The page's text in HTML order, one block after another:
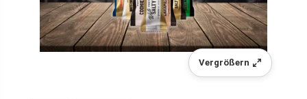
Vergrößern